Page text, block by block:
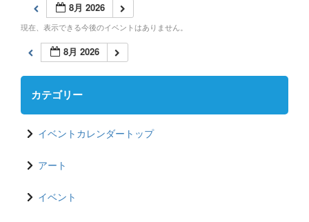
8月 2026
現在、表示できる今後のイベントはありません。
8月 2026
カテゴリー
イベントカレンダートップ
アート
イベント